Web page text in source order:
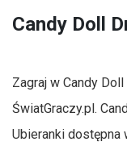
Candy Doll
Zagraj w Candy
ŚwiatGraczy.pl.
Ubieranki